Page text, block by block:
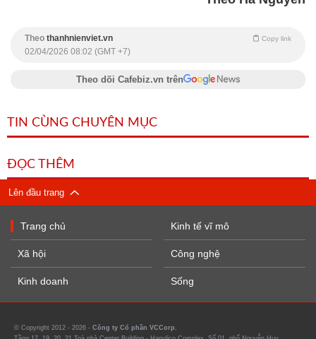
Theo thanhnienviet.vn Copy link
02/04/2026 08:02 (GMT +7)
Theo dõi Cafebiz.vn trên
TIN CÙNG CHUYÊN MỤC
ĐỌC THÊM
Lên đầu trang
Trang chủ
Xã hội
Kinh doanh
Kinh tế vĩ mô
Công nghệ
Sống
© Copyright 2012 - 2026 - Công ty Cổ phần VCCorp.